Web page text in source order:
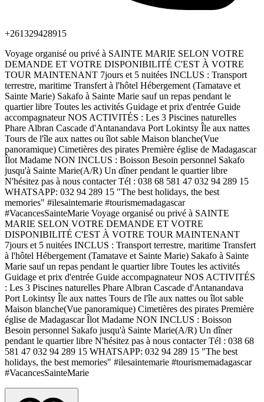
+261329428915
Voyage organisé ou privé à SAINTE MARIE SELON VOTRE
DEMANDE ET VOTRE DISPONIBILITÉ C'EST À VOTRE
TOUR MAINTENANT 7jours et 5 nuitées INCLUS : Transport
terrestre, maritime Transfert à l'hôtel Hébergement (Tamatave et
Sainte Marie) Sakafo à Sainte Marie sauf un repas pendant le
quartier libre Toutes les activités Guidage et prix d'entrée Guide
accompagnateur NOS ACTIVITÉS : Les 3 Piscines naturelles
Phare Albran Cascade d'Antanandava Port Lokintsy Île aux nattes
Tours de l'île aux nattes ou îlot sable Maison blanche(Vue
panoramique) Cimetières des pirates Première église de Madagascar
Îlot Madame NON INCLUS : Boisson Besoin personnel Sakafo
jusqu'à Sainte Marie(A/R) Un dîner pendant le quartier libre
N'hésitez pas à nous contacter Tél : 038 68 581 47 032 94 289 15
WHATSAPP: 032 94 289 15 "The best holidays, the best
memories" #ilesaintemarie #tourismemadagascar
#VacancesSainteMarie Voyage organisé ou privé à SAINTE
MARIE SELON VOTRE DEMANDE ET VOTRE
DISPONIBILITÉ C'EST À VOTRE TOUR MAINTENANT
7jours et 5 nuitées INCLUS : Transport terrestre, maritime Transfert
à l'hôtel Hébergement (Tamatave et Sainte Marie) Sakafo à Sainte
Marie sauf un repas pendant le quartier libre Toutes les activités
Guidage et prix d'entrée Guide accompagnateur NOS ACTIVITÉS
: Les 3 Piscines naturelles Phare Albran Cascade d'Antanandava
Port Lokintsy Île aux nattes Tours de l'île aux nattes ou îlot sable
Maison blanche(Vue panoramique) Cimetières des pirates Première
église de Madagascar Îlot Madame NON INCLUS : Boisson
Besoin personnel Sakafo jusqu'à Sainte Marie(A/R) Un dîner
pendant le quartier libre N'hésitez pas à nous contacter Tél : 038 68
581 47 032 94 289 15 WHATSAPP: 032 94 289 15 "The best
holidays, the best memories" #ilesaintemarie #tourismemadagascar
#VacancesSainteMarie